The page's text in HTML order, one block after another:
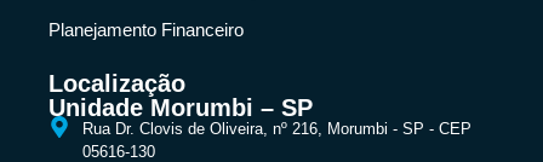
Planejamento Financeiro
Localização
Unidade Morumbi – SP
Rua Dr. Clovis de Oliveira, nº 216, Morumbi - SP - CEP
05616-130